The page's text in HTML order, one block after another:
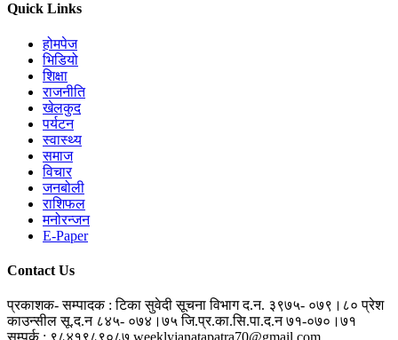
Quick Links
होमपेज
भिडियो
शिक्षा
राजनीति
खेलकुद
पर्यटन
स्वास्थ्य
समाज
विचार
जनबोली
राशिफल
मनोरन्जन
E-Paper
Contact Us
प्रकाशक- सम्पादक : टिका सुवेदी सूचना विभाग द.न. ३९७५- ०७९।८० प्रेश
काउन्सील सू.द.न ८४५- ०७४।७५ जि.प्र.का.सि.पा.द.न ७१-०७०।७१
सम्पर्क : ९८४१९८९०८७ weeklyjanatapatra70@gmail.com